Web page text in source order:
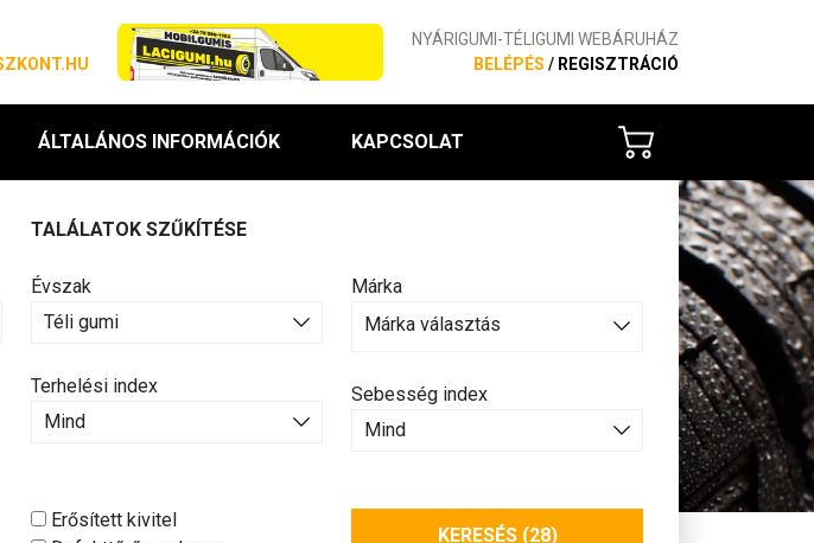
NYÁRIGUMI-TÉLIGUMI WEBÁRUHÁZ
BELÉPÉS / REGISZTRÁCIÓ
ÁLTALÁNOS INFORMÁCIÓK KAPCSOLAT
TALÁLATOK SZŰKÍTÉSE
Évszak
Terhelési index
Márka
Márka választás
Sebesség index
Erősített kivitel
KERESÉS (28)